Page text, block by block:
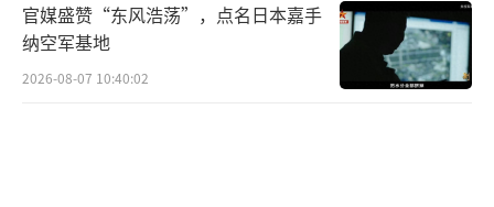
官媒盛赞“东风浩荡”，点名日本嘉手
纳空军基地
2026-08-07 10:40:02